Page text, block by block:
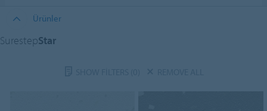
Ürünler
SurestepStar